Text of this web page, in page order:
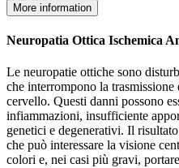
More information
Neuropatia Ottica Ischemica
Le neuropatie ottiche sono
che interrompono la
cervello. Questi danni possono
infiammazioni, insufficiente
genetici e degenerativi. Il
che può interessare la visione
colori e, nei casi più gravi,